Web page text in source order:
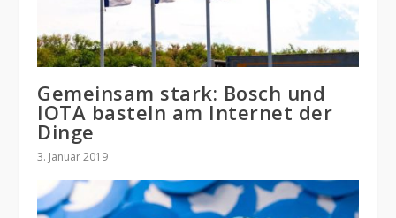
Gemeinsam stark: Bosch und
IOTA basteln am Internet der
Dinge
3. Januar 2019